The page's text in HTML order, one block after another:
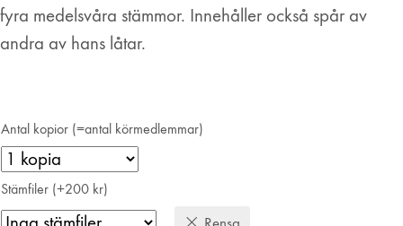
fyra medelsvåra stämmor. Innehåller också spår av
andra av hans låtar.
Antal kopior (=antal körmedlemmar)
Stämfiler (+200 kr)